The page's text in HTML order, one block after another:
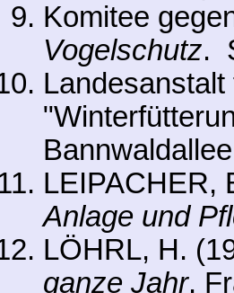
Komitee
Vogelschutz.
LEIPACHER,
Anlage und
LÖHRL, H.
ganze Jahr.